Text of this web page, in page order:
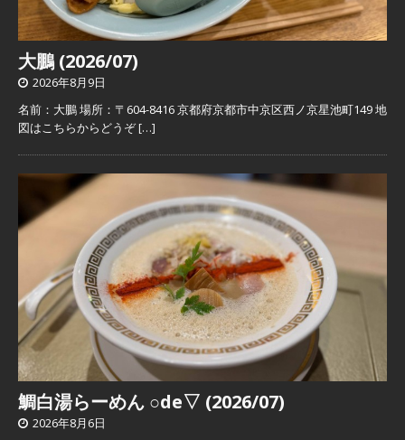
大鵬 (2026/07)
2026年8月9日
名前：大鵬 場所：〒604-8416 京都府京都市中京区西ノ京星池町149 地
図はこちらからどうぞ[…]
鯛白湯らーめん ○de▽ (2026/07)
2026年8月6日